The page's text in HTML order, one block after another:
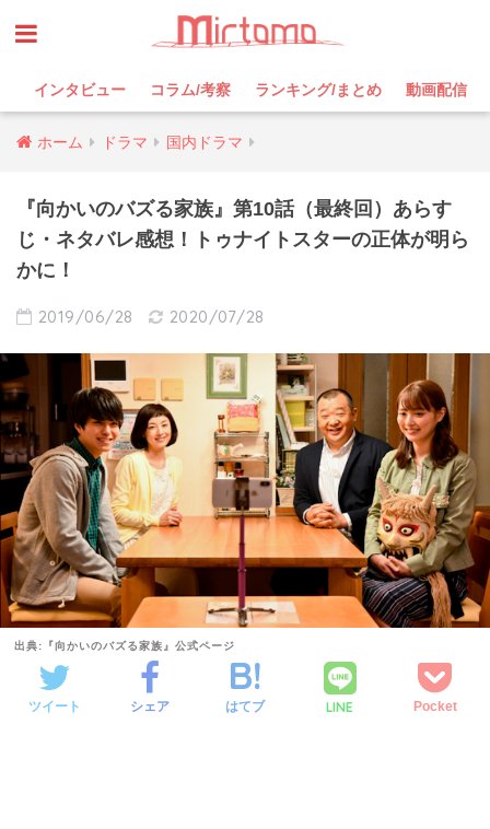
インタビュー コラム/考察 ランキング/まとめ 動画配信
ホーム ドラマ 国内ドラマ
『向かいのバズる家族』第10話（最終回）あらす
じ・ネタバレ感想！トゥナイトスターの正体が明ら
かに！
2019/06/28 2020/07/28
出典:『向かいのバズる家族』公式ページ
ツイート シェア はてブ LINE Pocket